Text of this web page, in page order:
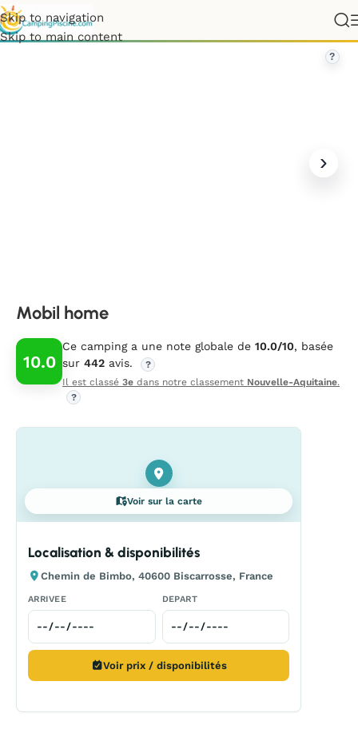
Skip to navigation
Skip to main content
France»Nouvelle-Aquitaine
?
Mobil home
10.0
Ce camping a une note globale de 10.0/10, basée
sur 442 avis.
?
Il est classé 3e dans notre classement Nouvelle-Aquitaine.
?
Voir sur la carte
Localisation & disponibilités
Chemin de Bimbo, 40600 Biscarrosse, France
ARRIVEE DEPART
Voir prix / disponibilités